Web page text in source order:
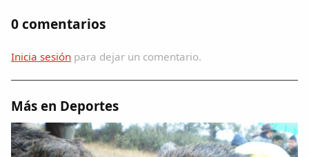
0 comentarios
Inicia sesión para dejar un comentario.
Más en Deportes